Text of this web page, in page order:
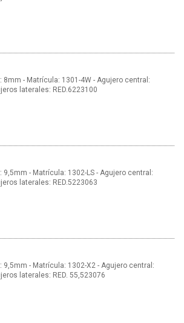
8mm - Matrícula: 1301-4W - Agujero central:
laterales: RED.6223100
9,5mm - Matrícula: 1302-LS - Agujero central:
laterales: RED.5223063
9,5mm - Matrícula: 1302-X2 - Agujero central:
laterales: RED. 55,523076